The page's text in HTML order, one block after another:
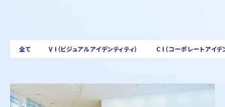
サステナビリティ
採用情報
全て V I（ビジュアルアイデンティティ） C I（コーポレートアイデ